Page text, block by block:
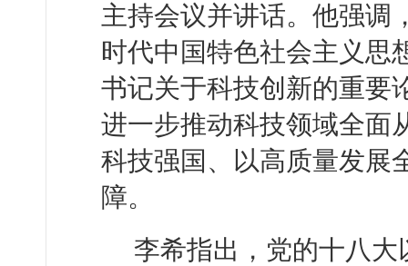
主持会议并讲话。他强调
时代中国特色社会主义思
书记关于科技创新的重要
进一步推动科技领域全面
科技强国、以高质量发展
障。
李希指出，党的十八